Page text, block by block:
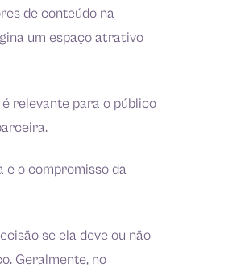
de conteúdo na
um espaço atrativo
relevante para o público
e o compromisso da
se ela deve ou não
Geralmente, no